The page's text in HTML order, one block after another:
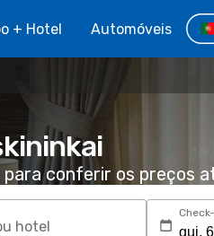
+ Hotel Automóveis
conferir os preços
hotel